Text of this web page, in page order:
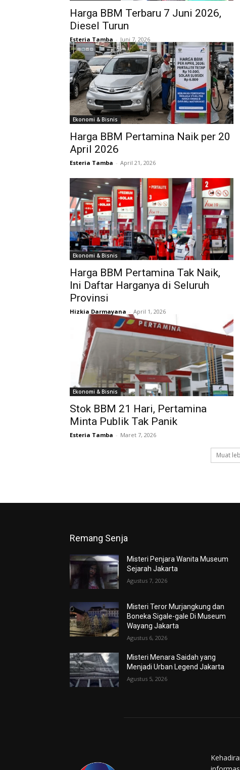
Harga BBM Terbaru 7 Juni 2026,
Diesel Turun
Esteria Tamba - Juni 7, 2026
Ekonomi & Bisnis
Harga BBM Pertamina Naik per 20
April 2026
Esteria Tamba - April 21, 2026
Ekonomi & Bisnis
Harga BBM Pertamina Tak Naik,
Ini Daftar Harganya di Seluruh
Provinsi
Hizkia Darmayana - April 1, 2026
Ekonomi & Bisnis
Stok BBM 21 Hari, Pertamina
Minta Publik Tak Panik
Esteria Tamba - Maret 7, 2026
Muat
Remang Senja
Misteri Penjara Wanita Museum
Sejarah Jakarta
Agustus 7, 2026
Misteri Teror Murjangkung dan
Boneka Sigale-gale Di Museum
Wayang Jakarta
Agustus 6, 2026
Misteri Menara Saidah yang
Menjadi Urban Legend Jakarta
Agustus 5, 2026